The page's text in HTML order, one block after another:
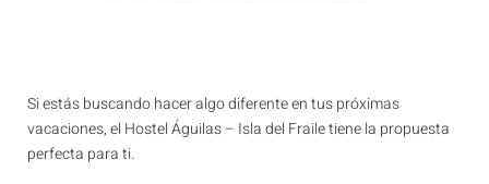
Si estás buscando hacer algo diferente en tus próximas
vacaciones, el Hostel Águilas – Isla del Fraile tiene la propuesta
perfecta para ti.